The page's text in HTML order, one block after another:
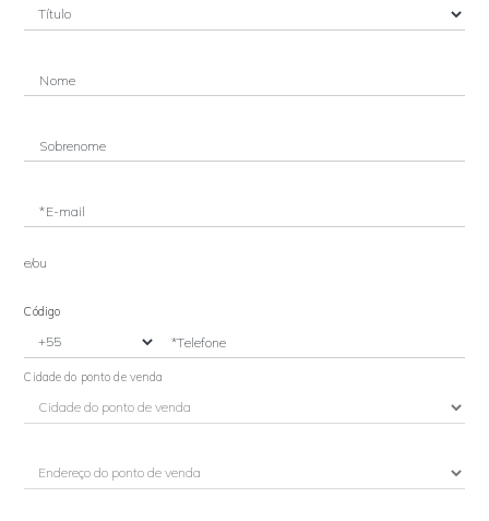
Nome
Sobrenome
*E-mail
e/ou
Código
*Telefone
Cidade do ponto de venda